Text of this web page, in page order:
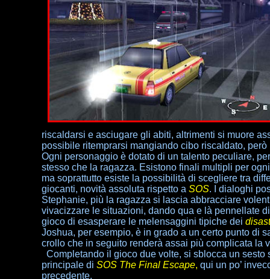
riscaldarsi e asciugare gli abiti, altrimenti si muore
possibile ritemprarsi mangiando cibo riscaldato,
Ogni personaggio è dotato di un talento peculiare,
stesso che la ragazza. Esistono finali multipli per
ma soprattutto esiste la possibilità di scegliere tra
giocanti, novità assoluta rispetto a SOS. I dialoghi
Stephanie, più la ragazza si lascia abbracciare
vivacizzare le situazioni, dando qua e là pennellate
gioco di esasperare le melensaggini tipiche dei
Joshua, per esempio, è in grado a un certo punto di
crollo che in seguito renderà assai più complicata la
Completando il gioco due volte, si sblocca un
principale di SOS The Final Escape, qui un po’
precedente.